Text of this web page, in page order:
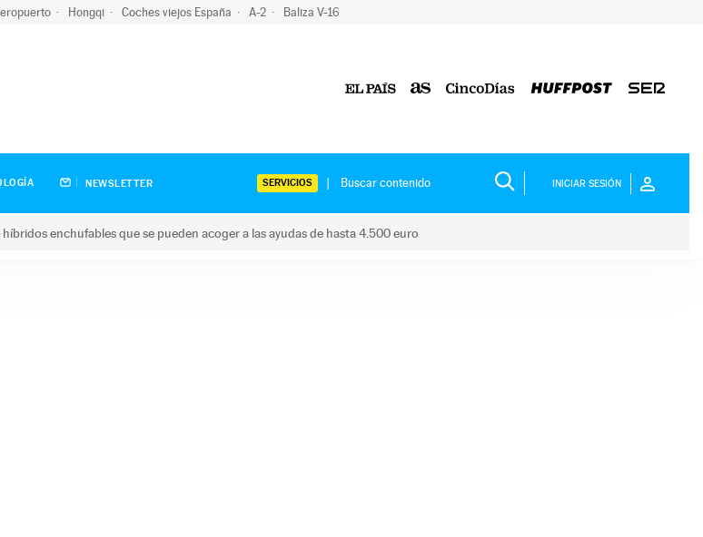
Hongqi Coches viejos España A-2 Baliza V-16
NEWSLETTER SERVICIOS INICIAR SESIÓN
enchufables que se pueden acoger a las ayudas de hasta 4.500 euro